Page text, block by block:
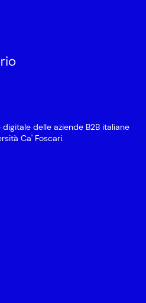
delle aziende B2B italiane
Ca' Foscari.